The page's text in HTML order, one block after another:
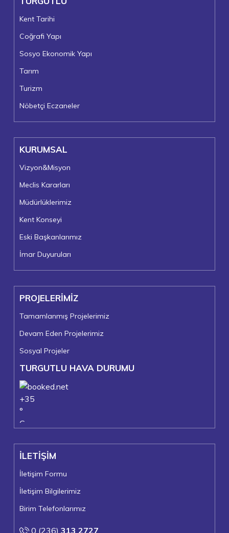
Kent Tarihi
Coğrafi Yapı
Sosyo Ekonomik Yapı
Tarım
Turizm
Nöbetçi Eczaneler
KURUMSAL
Vizyon&Misyon
Meclis Kararları
Müdürlüklerimiz
Kent Konseyi
Eski Başkanlarımız
İmar Duyuruları
PROJELERİMİZ
Tamamlanmış Projelerimiz
Devam Eden Projelerimiz
Sosyal Projeler
TURGUTLU HAVA DURUMU
+35
°
C
+24°
Turgutlu
Perşembe, 06
İLETİŞİM
İletişim Formu
İletişim Bilgilerimiz
Birim Telefonlarımız
0 (236) 313 2727